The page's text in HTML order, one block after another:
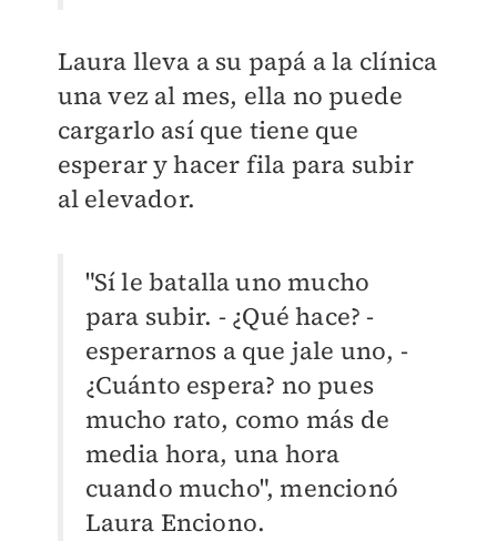
Laura lleva a su papá a la clínica
una vez al mes, ella no puede
cargarlo así que tiene que
esperar y hacer fila para subir
al elevador.
"Sí le batalla uno mucho
para subir. - ¿Qué hace? -
esperarnos a que jale uno, -
¿Cuánto espera? no pues
mucho rato, como más de
media hora, una hora
cuando mucho", mencionó
Laura Enciono.